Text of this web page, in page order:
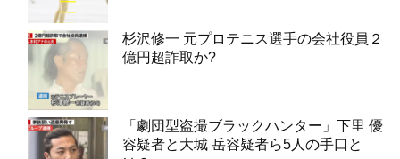
杉沢修一 元プロテニス選手の会社役員２
億円超詐取か?
「劇団型盗撮ブラックハンター」下里 優
容疑者と大城 岳容疑者ら5人の手口と